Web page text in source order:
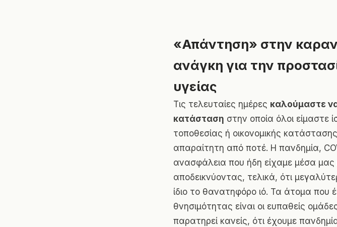
«Απάντηση» στην
ανάγκη για την
υγείας
Τις τελευταίες ημέρες καλούμαστε
κατάσταση στην οποία όλοι είμαστε
τοποθεσίας ή οικονομικής
απαραίτητη από ποτέ. Η πανδημία,
ανασφάλεια που ήδη είχαμε μέσα
αποδεικνύοντας, τελικά, ότι
ίδιο το θανατηφόρο ιό. Τα άτομα που
θνησιμότητας είναι οι ευπαθείς
παρατηρεί κανείς, ότι έχουμε